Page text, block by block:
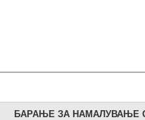
БАРАЊЕ ЗА НАМАЛУВАЊЕ